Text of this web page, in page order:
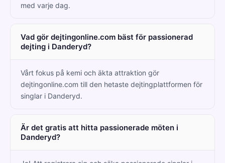
med varje dag.
Vad gör dejtingonline.com bäst för passionerad
dejting i Danderyd?
Vårt fokus på kemi och äkta attraktion gör
dejtingonline.com till den hetaste dejtingplattformen för
singlar i Danderyd.
Är det gratis att hitta passionerade möten i
Danderyd?